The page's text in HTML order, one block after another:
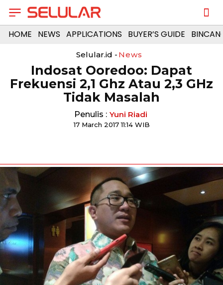
HOME NEWS APPLICATIONS BUYER’S GUIDE
Selular.id - News
​Indosat Ooredoo: Dapat
Frekuensi 2,1 Ghz Atau 2,3 GHz
Tidak Masalah
Penulis : Yuni Riadi
17 March 2017 11:14 WIB